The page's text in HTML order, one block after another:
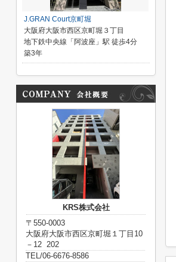
J.GRAN Court京町堀
大阪府大阪市西区京町堀３丁目
地下鉄中央線「阿波座」駅 徒歩4分
築3年
KRS株式会社
〒550-0003
大阪府大阪市西区京町堀１丁目10
－12 202
TEL/06-6676-8586